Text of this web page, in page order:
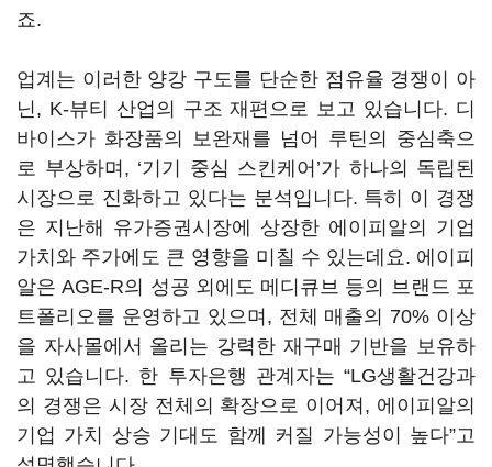
죠.
업계는 이러한 양강 구도를 단순한 점유율 경쟁이 아
닌, K-뷰티 산업의 구조 재편으로 보고 있습니다. 디
바이스가 화장품의 보완재를 넘어 루틴의 중심축으
로 부상하며, ‘기기 중심 스킨케어’가 하나의 독립된
시장으로 진화하고 있다는 분석입니다. 특히 이 경쟁
은 지난해 유가증권시장에 상장한 에이피알의 기업
가치와 주가에도 큰 영향을 미칠 수 있는데요. 에이피
알은 AGE-R의 성공 외에도 메디큐브 등의 브랜드 포
트폴리오를 운영하고 있으며, 전체 매출의 70% 이상
을 자사몰에서 올리는 강력한 재구매 기반을 보유하
고 있습니다. 한 투자은행 관계자는 “LG생활건강과
의 경쟁은 시장 전체의 확장으로 이어져, 에이피알의
기업 가치 상승 기대도 함께 커질 가능성이 높다”고